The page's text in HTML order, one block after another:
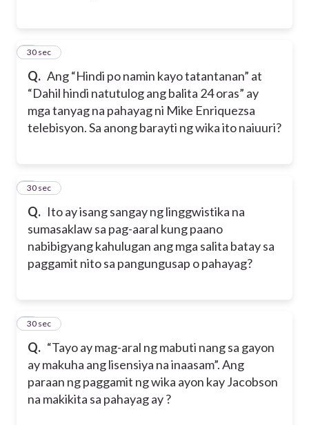
Q. Ang “Hindi po namin kayo tatantanan” at
“Dahil hindi natutulog ang balita 24 oras” ay
mga tanyag na pahayag ni Mike Enriquezsa
telebisyon. Sa anong barayti ng wika ito naiuuri?
7
30 sec
Q. Ito ay isang sangay ng linggwistika na
sumasaklaw sa pag-aaral kung paano
nabibigyang kahulugan ang mga salita batay sa
paggamit nito sa pangungusap o pahayag?
8
30 sec
Q. “Tayo ay mag-aral ng mabuti nang sa gayon
ay makuha ang lisensiya na inaasam”. Ang
paraan ng paggamit ng wika ayon kay Jacobson
na makikita sa pahayag ay ?
9
30 sec